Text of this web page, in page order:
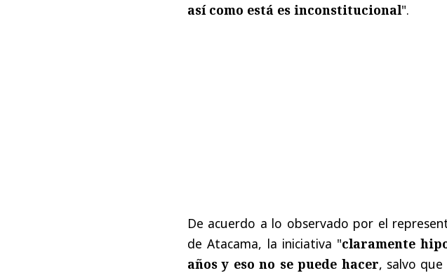
así como está es inconstitucional".
De acuerdo a lo observado por el
de Atacama, la iniciativa "claramente
años y eso no se puede hacer, salvo